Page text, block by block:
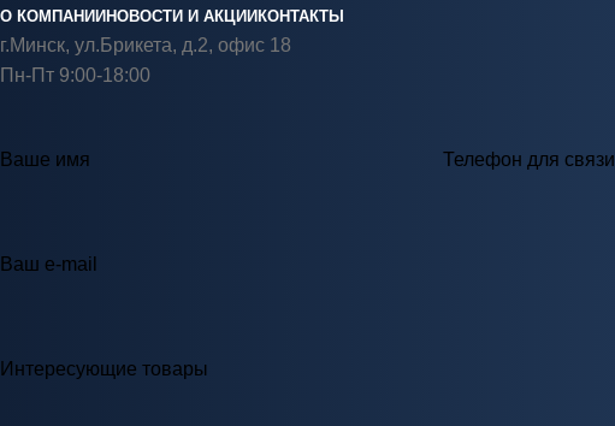
О КОМПАНИИ НОВОСТИ И АКЦИИ КОНТАКТЫ
г.Минск, ул.Брикета, д.2, офис 18
Пн-Пт 9:00-18:00
Ваше имя
Телефон для связи
Ваш e-mail
Интересующие товары